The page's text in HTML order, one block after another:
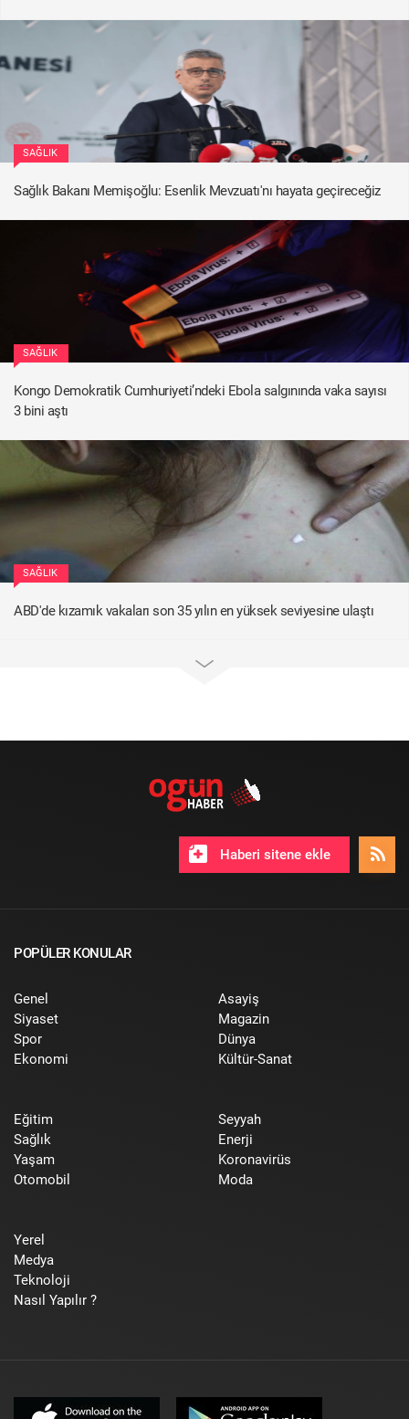
SAĞLIK
Sağlık Bakanı Memişoğlu: Esenlik Mevzuatı'nı hayata geçireceğiz
SAĞLIK
Kongo Demokratik Cumhuriyeti’ndeki Ebola salgınında vaka sayısı
3 bini aştı
SAĞLIK
ABD'de kızamık vakaları son 35 yılın en yüksek seviyesine ulaştı
Haberi sitene ekle
POPÜLER KONULAR
Genel
Siyaset
Spor
Ekonomi
Asayiş
Magazin
Dünya
Kültür-Sanat
Eğitim
Sağlık
Yaşam
Otomobil
Seyyah
Enerji
Koronavirüs
Moda
Yerel
Medya
Teknoloji
Nasıl Yapılır ?